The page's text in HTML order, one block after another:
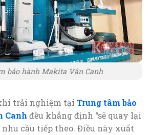
bảo hành Makita Vân Canh
trải nghiệm tại Trung tâm bảo
Canh đều khẳng định “sẽ quay lại
nhu cầu tiếp theo. Điều này xuất